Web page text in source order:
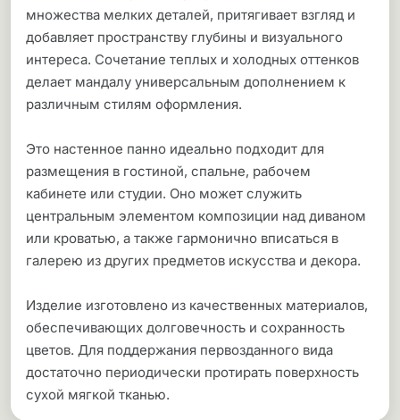
множества мелких деталей, притягивает взгляд и
добавляет пространству глубины и визуального
интереса. Сочетание теплых и холодных оттенков
делает мандалу универсальным дополнением к
различным стилям оформления.
Это настенное панно идеально подходит для
размещения в гостиной, спальне, рабочем
кабинете или студии. Оно может служить
центральным элементом композиции над диваном
или кроватью, а также гармонично вписаться в
галерею из других предметов искусства и декора.
Изделие изготовлено из качественных материалов,
обеспечивающих долговечность и сохранность
цветов. Для поддержания первозданного вида
достаточно периодически протирать поверхность
сухой мягкой тканью.